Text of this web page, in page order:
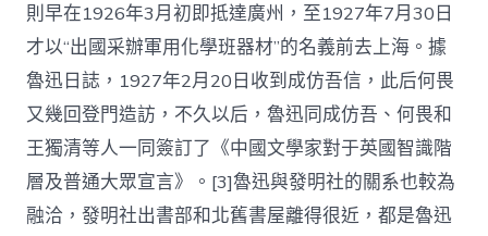
則早在1926年3月初即抵達廣州，至1927年7月30日
才以“出國采辦軍用化學班器材”的名義前去上海。據
魯迅日誌，1927年2月20日收到成仿吾信，此后何畏
又幾回登門造訪，不久以后，魯迅同成仿吾、何畏和
王獨清等人一同簽訂了《中國文學家對于英國智識階
層及普通大眾宣言》。[3]魯迅與發明社的關系也較為
融洽，發明社出書部和北舊書屋離得很近，都是魯迅